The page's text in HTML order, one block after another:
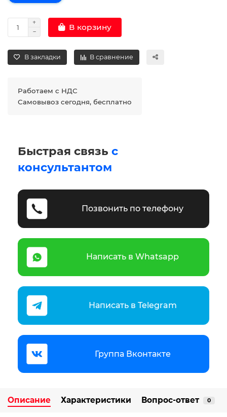
В корзину
В закладки В сравнение
Работаем с НДС
Самовывоз сегодня, бесплатно
Быстрая связь с
консультантом
Позвонить по телефону
Написать в Whatsapp
Написать в Telegram
Группа Вконтакте
Описание Характеристики Вопрос-ответ 0